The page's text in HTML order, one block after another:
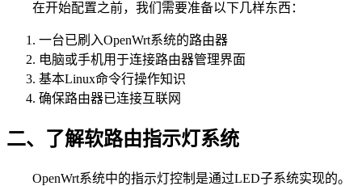
在开始配置之前，我们需要准备以下几样东西：
一台已刷入OpenWrt系统的路由器
电脑或手机用于连接路由器管理界面
基本Linux命令行操作知识
确保路由器已连接互联网
二、了解软路由指示灯系统
OpenWrt系统中的指示灯控制是通过LED子系统实现的。